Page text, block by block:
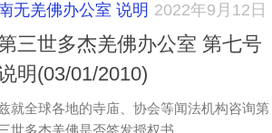
无羌佛办公室 说明 2022年9月12日
三世多杰羌佛办公室 第七号
明(03/01/2010)
就全球各地的寺庙、协会等闻法机构咨询第
世多杰羌佛是否签发授权书、...